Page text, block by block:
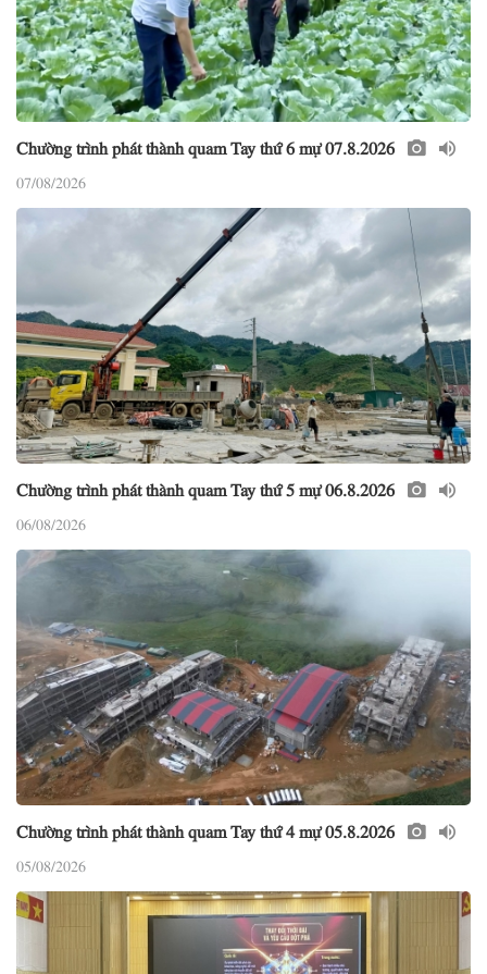
Chường trình phát thành quam Tay thứ 6 mự 07.8.2026
07/08/2026
Chường trình phát thành quam Tay thứ 5 mự 06.8.2026
06/08/2026
Chường trình phát thành quam Tay thứ 4 mự 05.8.2026
05/08/2026